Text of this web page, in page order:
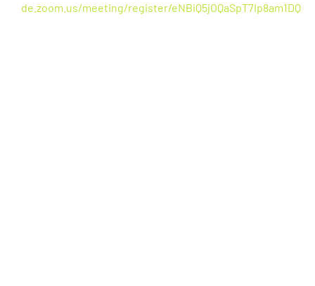
de.zoom.us/meeting/register/eNBiQ5jOQaSpT7Ip8am1DQ